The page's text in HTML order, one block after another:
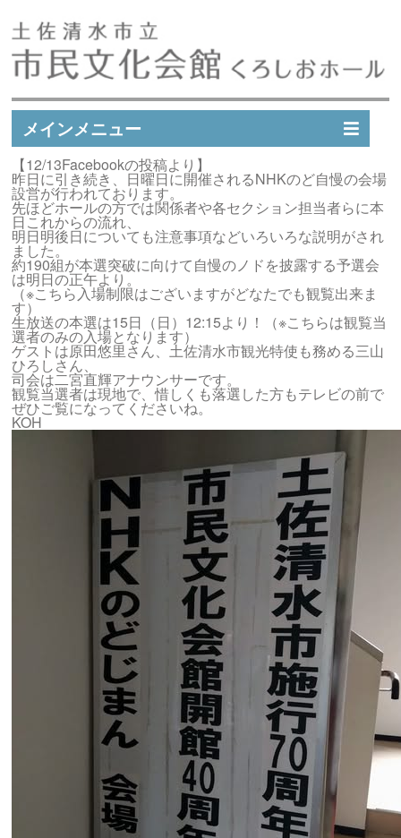
メインメニュー
イベントスケジュール
イベント実績
施設案内
市民文化会館会員募集
アクセス
お問い合わせ
【12/13Facebookの投稿より】
昨日に引き続き、日曜日に開催されるNHKのど自慢の会場
設営が行われております。
先ほどホールの方では関係者や各セクション担当者らに本
日これからの流れ、
明日明後日についても注意事項などいろいろな説明がされ
ました。
約190組が本選突破に向けて自慢のノドを披露する予選会
は明日の正午より。
（※こちら入場制限はございますがどなたでも観覧出来ま
す）
生放送の本選は15日（日）12:15より！（※こちらは観覧当
選者のみの入場となります）
ゲストは原田悠里さん、土佐清水市観光特使も務める三山
ひろしさん、
司会は二宮直輝アナウンサーです。
観覧当選者は現地で、惜しくも落選した方もテレビの前で
ぜひご覧になってくださいね。
KOH